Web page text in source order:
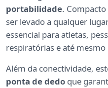
portabilidade.
ser levado a qualquer
essencial para atletas,
respiratórias e até mesmo
Além da conectividade,
ponta de dedo que